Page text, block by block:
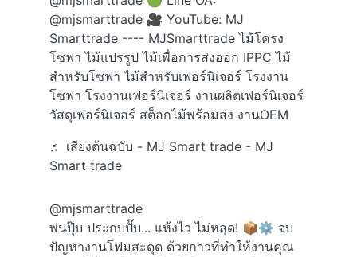
@mjsmarttrade 🎥 YouTube: MJ
Smarttrade ---- MJSmarttrade ไม้โครง
โซฟา ไม้แปรรูป ไม้เพื่อการส่งออก IPPC ไม้
สำหรับโซฟา ไม้สำหรับเฟอร์นิเจอร์ โรงงาน
โซฟา โรงงานเฟอร์นิเจอร์ งานผลิตเฟอร์นิเจอร์
วัสดุเฟอร์นิเจอร์ สต็อกไม้พร้อมส่ง งานOEM
♬ เสียงต้นฉบับ - MJ Smart trade - MJ
Smart trade
@mjsmarttrade
พ่นปุ๊บ ประกบปั๊บ... แห้งไว ไม่หลุด! 📦⚙️ จบ
ปัญหางานโฟมสะดุด ด้วยกาวที่ทำให้งานคุณ